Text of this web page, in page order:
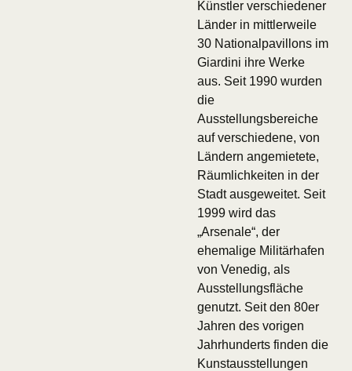
Künstler verschiedener
Länder in mittlerweile
30 Nationalpavillons im
Giardini ihre Werke
aus. Seit 1990 wurden
die
Ausstellungsbereiche
auf verschiedene, von
Ländern angemietete,
Räumlichkeiten in der
Stadt ausgeweitet. Seit
1999 wird das
„Arsenale“, der
ehemalige Militärhafen
von Venedig, als
Ausstellungsfläche
genutzt. Seit den 80er
Jahren des vorigen
Jahrhunderts finden die
Kunstausstellungen